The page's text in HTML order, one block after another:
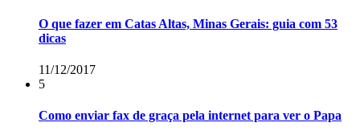
O que fazer em Catas Altas, Minas Gerais: guia com 53
dicas
11/12/2017
5
Como enviar fax de graça pela internet para ver o Papa